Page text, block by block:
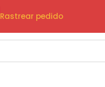
Rastrear pedido